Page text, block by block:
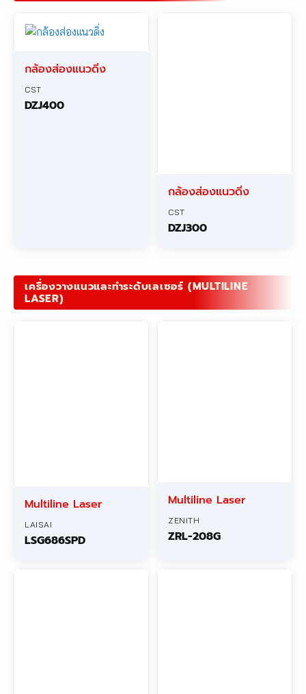
กล้องส่องแนวดิ่ง
CST
DZJ400
กล้องส่องแนวดิ่ง
CST
DZJ300
เครื่องวางแนวและทำระดับเลเซอร์ (MULTILINE
LASER)
Multiline Laser
LAISAI
LSG686SPD
Multiline Laser
ZENITH
ZRL-208G